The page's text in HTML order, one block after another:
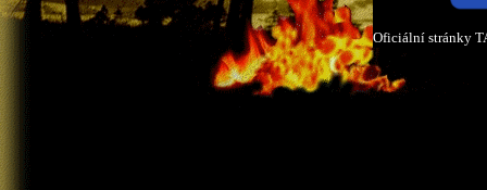
Oficiální stránky